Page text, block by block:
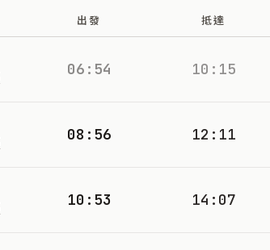
出發 抵達
06:54 10:15
08:56 12:11
10:53 14:07